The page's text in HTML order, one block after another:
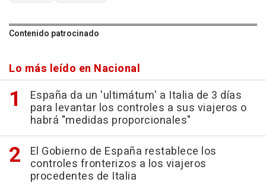
Contenido patrocinado
Lo más leído en Nacional
España da un 'ultimátum' a Italia de 3 días
para levantar los controles a sus viajeros o
habrá "medidas proporcionales"
El Gobierno de España restablece los
controles fronterizos a los viajeros
procedentes de Italia